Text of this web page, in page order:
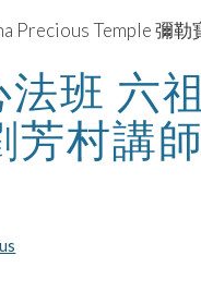
Precious Temple 彌勒
班 六
芳村講